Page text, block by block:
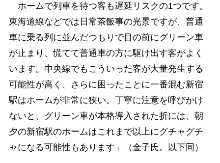
ホームで列車を待つ客も遅延リスクの1つです。
東海道線などでは日常茶飯事の光景ですが、普通
車に乗る列に並んだつもりで目の前にグリーン車
が止まり、慌てて普通車の方に駆け出す客がよく
います。中央線でもこういった客が大量発生する
可能性が高く、さらに困ったことに一番混む新宿
駅はホームが非常に狭い。丁寧に注意を呼びかけ
ないと、グリーン車が本格導入された折には、朝
夕の新宿駅のホームはこれまで以上にグチャグチ
ャになる可能性もあります」（金子氏。以下同）